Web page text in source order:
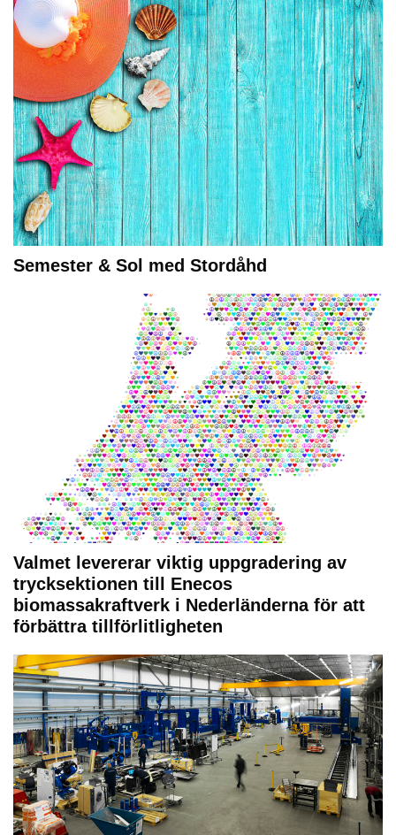
Semester & Sol med Stordåhd
Valmet levererar viktig uppgradering av
trycksektionen till Enecos
biomassakraftverk i Nederländerna för att
förbättra tillförlitligheten